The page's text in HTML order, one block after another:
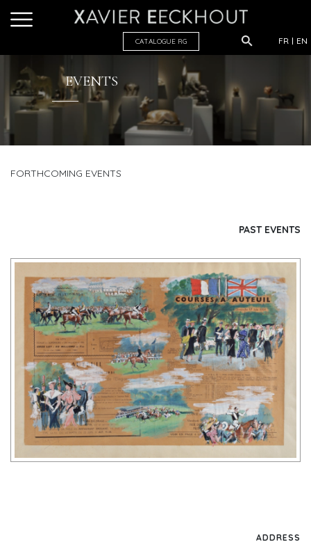
FR EN
CATALOGUE RG
EVENTS
FORTHCOMING EVENTS
PAST EVENTS
ADDRESS